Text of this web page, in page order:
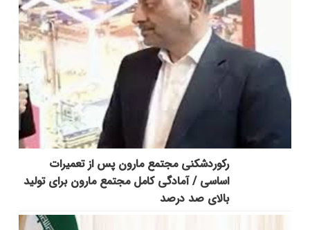
رکوردشکنی مجتمع مارون پس از تعمیرات
اساسی / آمادگی کامل مجتمع مارون برای تولید
بالای صد درصد